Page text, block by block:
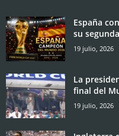
España
su
19 julio, 2026
La
final del
19 julio, 2026